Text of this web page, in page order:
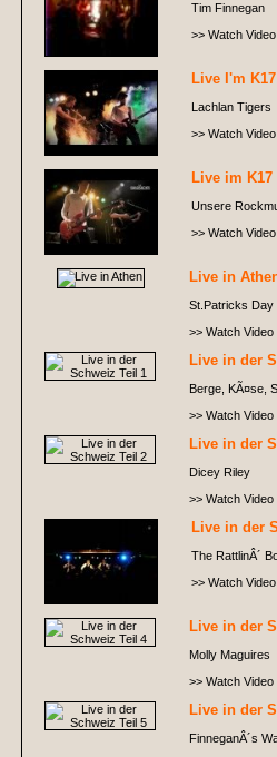
Tim Finnegan
>> Watch Video
Live I'm K17
Lachlan Tigers
>> Watch Video
Live im
Unsere
>> Watch Video
Live in
St.Patricks Day
>> Watch Video
Live in der
Berge, KÃ¤se,
>> Watch Video
Live in der
Dicey Riley
>> Watch Video
Live in der
The RattlinÂ´
>> Watch Video
Live in der
Molly Maguires
>> Watch Video
Live in der
FinneganÂ´s